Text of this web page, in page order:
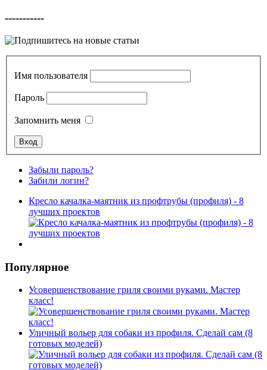
-----------
Имя пользователя
Пароль
Запомнить меня
Забыли пароль?
Забили логин?
Кресло качалка-маятник из профтрубы (профиля) - 8
лучших проектов
Популярное
Усовершенствование гриля своими руками. Мастер
класс!
Уличный вольер для собаки из профиля. Сделай сам (8
готовых моделей)